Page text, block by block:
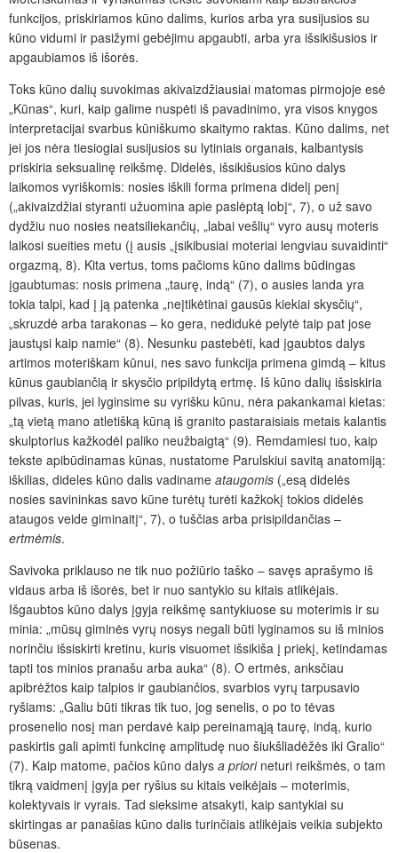
funkcijos, priskiriamos kūno dalims, kurios arba yra susijusios su
kūno vidumi ir pasižymi gebėjimu apgaubti, arba yra išsikišusios ir
apgaubiamos iš išorės.
Toks kūno dalių suvokimas akivaizdžiausiai matomas pirmojoje esė
„Kūnas“, kuri, kaip galime nuspėti iš pavadinimo, yra visos knygos
interpretacijai svarbus kūniškumo skaitymo raktas. Kūno dalims, net
jei jos nėra tiesiogiai susijusios su lytiniais organais, kalbantysis
priskiria seksualinę reikšmę. Didelės, išsikišusios kūno dalys
laikomos vyriškomis: nosies iškili forma primena didelį penį
(„akivaizdžiai styranti užuomina apie paslėptą lobį“, 7), o už savo
dydžiu nuo nosies neatsiliekančių, „labai vešlių“ vyro ausų moteris
laikosi sueities metu (į ausis „įsikibusiai moteriai lengviau suvaidinti“
orgazmą, 8). Kita vertus, toms pačioms kūno dalims būdingas
įgaubtumas: nosis primena „taurę, indą“ (7), o ausies landa yra
tokia talpi, kad į ją patenka „neįtikėtinai gausūs kiekiai skysčių“,
„skruzdė arba tarakonas – ko gera, nedidukė pelytė taip pat jose
jaustųsi kaip namie“ (8). Nesunku pastebėti, kad įgaubtos dalys
artimos moteriškam kūnui, nes savo funkcija primena gimdą – kitus
kūnus gaubiančią ir skysčio pripildytą ertmę. Iš kūno dalių išsiskiria
pilvas, kuris, jei lyginsime su vyrišku kūnu, nėra pakankamai kietas:
„tą vietą mano atletišką kūną iš granito pastaraisiais metais kalantis
skulptorius kažkodėl paliko neužbaigtą“ (9). Remdamiesi tuo, kaip
tekste apibūdinamas kūnas, nustatome Parulskiui savitą anatomiją:
iškilias, dideles kūno dalis vadiname ataugomis („esą didelės
nosies savininkas savo kūne turėtų turėti kažkokį tokios didelės
ataugos veide giminaitį“, 7), o tuščias arba prisipildančias –
ertmėmis.
Savivoka priklauso ne tik nuo požiūrio taško – savęs aprašymo iš
vidaus arba iš išorės, bet ir nuo santykio su kitais atlikėjais.
Išgaubtos kūno dalys įgyja reikšmę santykiuose su moterimis ir su
minia: „mūsų giminės vyrų nosys negali būti lyginamos su iš minios
norinčiu išsiskirti kretinu, kuris visuomet išsikiša į priekį, ketindamas
tapti tos minios pranašu arba auka“ (8). O ertmės, anksčiau
apibrėžtos kaip talpios ir gaubiančios, svarbios vyrų tarpusavio
ryšiams: „Galiu būti tikras tik tuo, jog senelis, o po to tėvas
prosenelio nosį man perdavė kaip pereinamąją taurę, indą, kurio
paskirtis gali apimti funkcinę amplitudę nuo šiukšliadėžės iki Gralio“
(7). Kaip matome, pačios kūno dalys a priorineturi reikšmės, o tam
tikrą vaidmenį įgyja per ryšius su kitais veikėjais – moterimis,
kolektyvais ir vyrais. Tad sieksime atsakyti, kaip santykiai su
skirtingas ar panašias kūno dalis turinčiais atlikėjais veikia subjekto
būsenas.